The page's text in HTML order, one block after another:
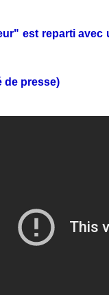
est reparti
de presse)